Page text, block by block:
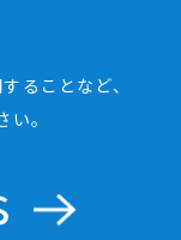
ることなど、
。